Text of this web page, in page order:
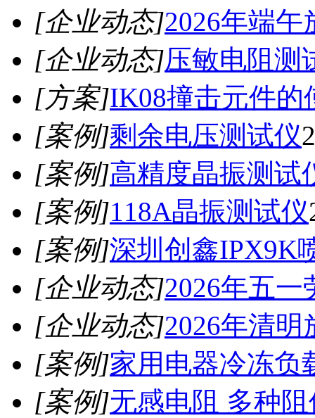
[企业动态]2026年端午
[企业动态]压敏电阻测
[方案]IK08撞击元件的
[案例]剩余电压测试仪
[案例]高精度晶振测试
[案例]118A晶振测试仪
[案例]深圳创鑫IPX9K
[企业动态]2026年五
[企业动态]2026年清明
[案例]家用电器冷冻负
[案例]无感电阻 多种